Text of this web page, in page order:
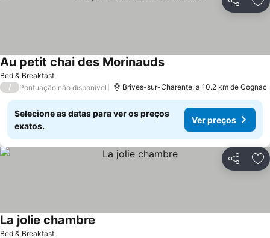
Partilhar
Bed & Breakfast
Au petit chai des Morinauds
/ Pontuação não disponível Brives-sur-Charente, a 10.2 km de Cognac
Selecione as datas para ver os preços
exatos.
Ver preços
Partilhar
Bed & Breakfast
La jolie chambre